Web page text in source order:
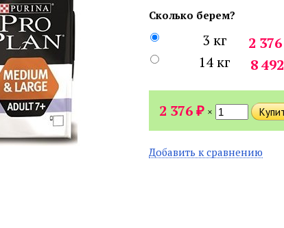
Сколько берем?
3 кг 2 376
14 кг 8 492
2 376₽ ×
Добавить к сравнению